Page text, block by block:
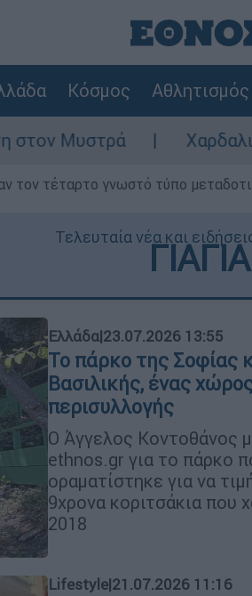
Κόσμος Αθλητισμός
Χαρδαλιάς: «Καμία
τον τέταρτο γνωστό τύπο
Τελευταία νέα καιΓΙΑΓΙΑ
Ελλάδα|23.07.2026 13:55
Το πάρκο της Σοφίας
Βασιλικής, ένας
περισυλλογής
Ο Άγγελος Κοντοθάνος
ethnos.gr για το πάρκο
οραματίστηκε για να
9χρονα κοριτσάκια που
2018
Lifestyle|21.07.2026 11:16